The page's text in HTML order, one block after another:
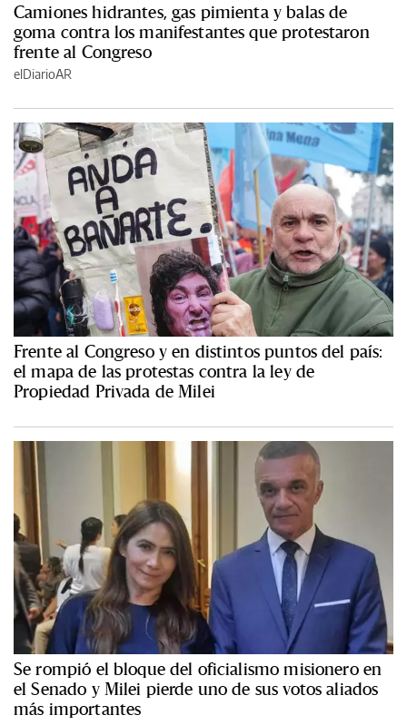
Camiones hidrantes, gas pimienta y balas de
goma contra los manifestantes que protestaron
frente al Congreso
elDiarioAR
Frente al Congreso y en distintos puntos del país:
el mapa de las protestas contra la ley de
Propiedad Privada de Milei
Se rompió el bloque del oficialismo misionero en
el Senado y Milei pierde uno de sus votos aliados
más importantes